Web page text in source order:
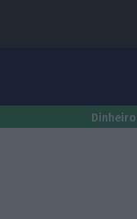
Dinheiro